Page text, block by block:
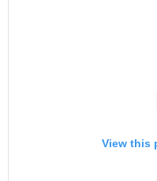
View this